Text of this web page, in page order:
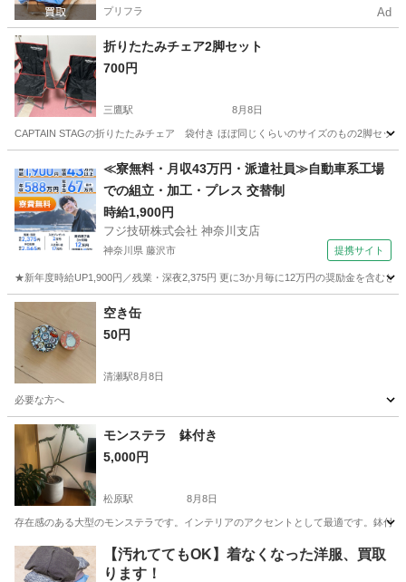
プリフラ Ad
折りたたみチェア2脚セット
700円
三鷹駅 8月8日
CAPTAIN STAGの折りたたみチェア 袋付き ほぼ同じくらいのサイズのもの2脚セッ
三鷹駅 その他 折りたたみ
≪寮無料・月収43万円・派遣社員≫自動車系工場
での組立・加工・プレス 交替制
時給1,900円
フジ技研株式会社 神奈川支店
神奈川県 藤沢市 提携サイト
★新年度時給UP1,900円／残業・深夜2,375円 更に3か月毎に12万円の奨励金を含む
神奈川 藤沢市 その他
空き缶
50円
清瀬駅8月8日
必要な方へ
東京 清瀬市 その他
モンステラ 鉢付き
5,000円
松原駅 8月8日
存在感のある大型のモンステラです。インテリアのアクセントとして最適です。鉢付
東京 世田谷区 松原駅 その他
【汚れててもOK】着なくなった洋服、買取
ります！